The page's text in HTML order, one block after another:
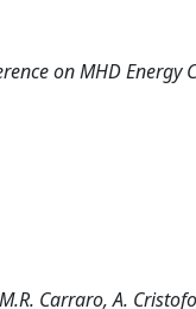
on MHD Energy
Carraro, A.